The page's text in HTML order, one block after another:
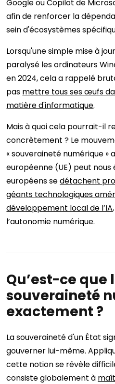
Google ou Copilot de
afin de renforcer la
sein d'écosystèmes
Lorsqu'une simple mise à
paralysé les ordinateurs
en 2024, cela a rappelé
pas mettre tous ses œufs
matière d'informatique.
Mais à quoi cela pourrait-il
concrètement ? Le
« souveraineté numérique »
européenne (UE) peut nous
européens sedétachent
géants technologiques
développement local de l’IA
l’autonomie numérique.
Qu’est-ce que
souveraineté
exactement ?
La souveraineté d'un État
gouverner lui-même.
cette notion se révèle
consiste globalement à